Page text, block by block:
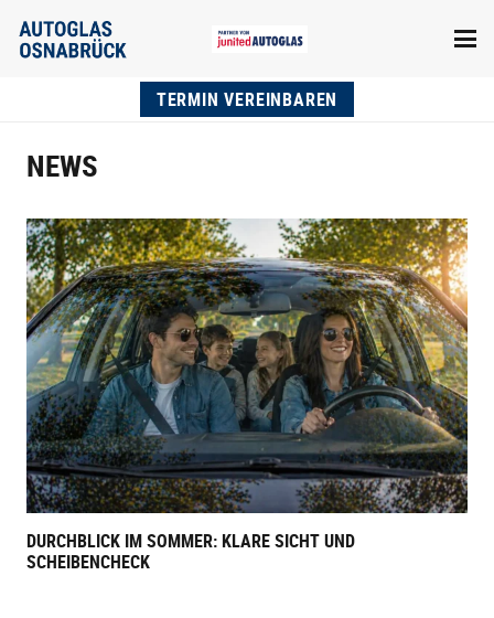
TERMIN VEREINBAREN
NEWS
DURCHBLICK IM SOMMER: KLARE SICHT UND
SCHEIBENCHECK